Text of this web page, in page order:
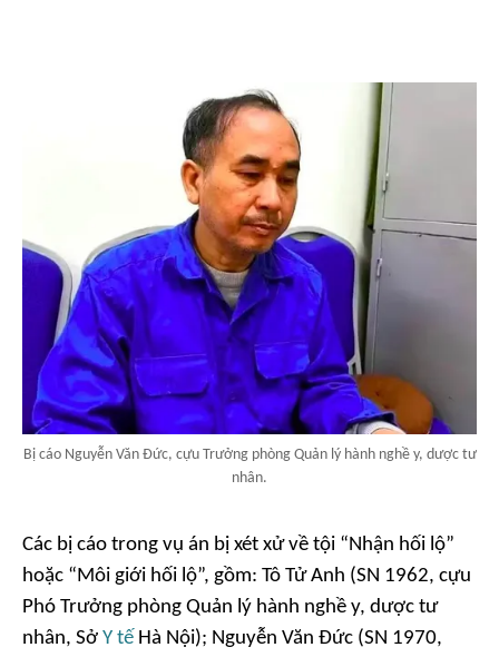
Bị cáo Nguyễn Văn Đức, cựu Trưởng phòng Quản lý hành nghề y, dược tư
nhân.
Các bị cáo trong vụ án bị xét xử về tội “Nhận hối lộ”
hoặc “Môi giới hối lộ”, gồm: Tô Tử Anh (SN 1962, cựu
Phó Trưởng phòng Quản lý hành nghề y, dược tư
nhân, Sở Y tế Hà Nội); Nguyễn Văn Đức (SN 1970,